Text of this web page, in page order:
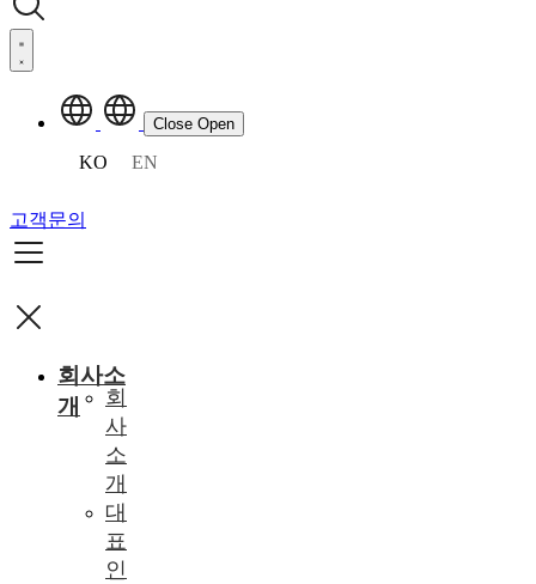
Close Open
KO EN
고객문의
회사소
개
회
사
소
개
대
표
인